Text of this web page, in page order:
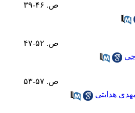
ص. ۴۶-۳۹
ص. ۵۲-۴۷
ص. ۵۷-۵۳
هدایتی